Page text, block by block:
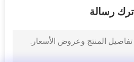
اترك رسالة